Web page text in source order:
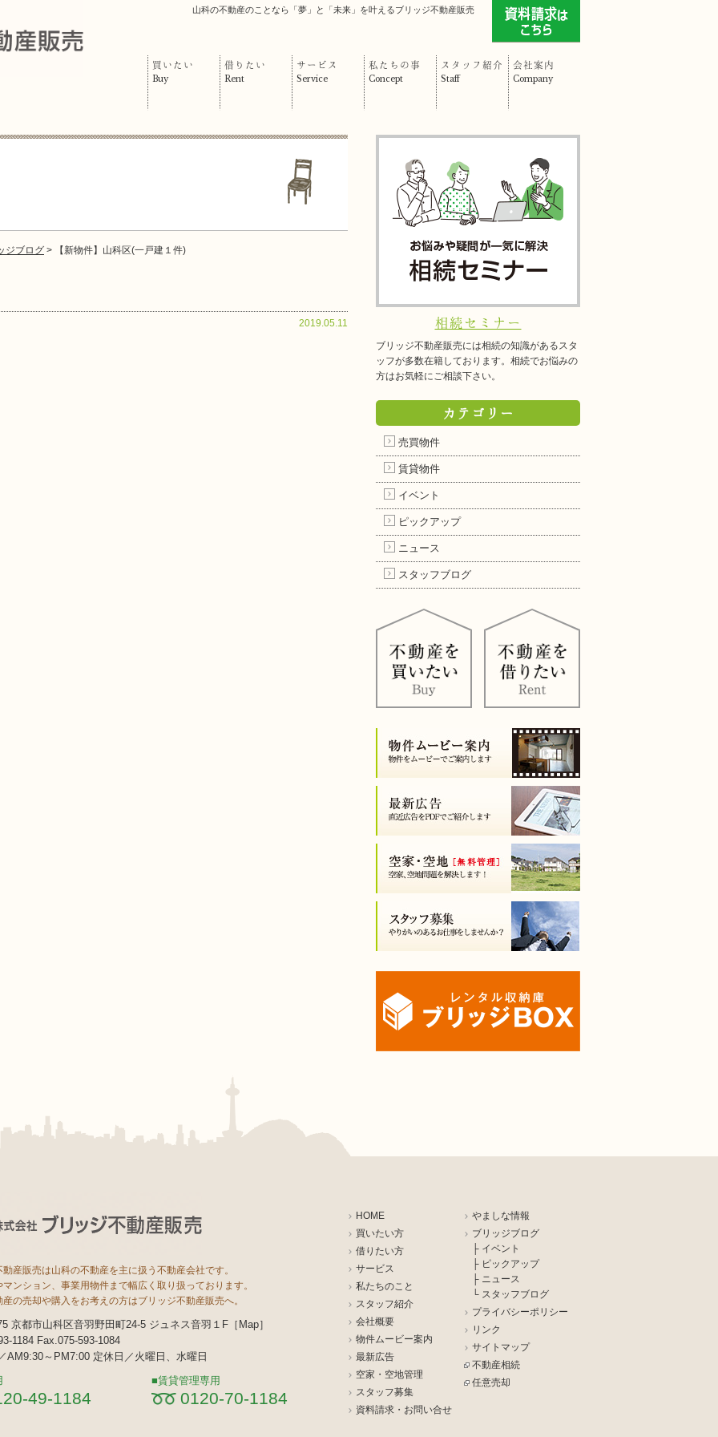
山科の不動産のことなら「夢」と「未来」を叶えるブリッジ不動産販売
買いたい
Buy
借りたい
Rent
サービス
Service
私たちの事
Concept
スタッフ紹介
Staff
会社案内
Company
ジブログ > 【新物件】山科区(一戸建１件)
2019.05.11 相続セミナー
ブリッジ不動産販売には相続の知識があるスタ
ッフが多数在籍しております。相続でお悩みの
方はお気軽にご相談下さい。
カテゴリー
売買物件
賃貸物件
イベント
ピックアップ
ニュース
スタッフブログ
動産販売は山科の不動産を主に扱う不動産会社です。
ンション、事業用物件まで幅広く取り扱っております。
産の売却や購入をお考えの方はブリッジ不動産販売へ。
京都市山科区音羽野田町24-5 ジュネス音羽１F［ Map］
1184 Fax.075-593-1084
AM9:30～PM7:00 定休日／火曜日、水曜日
49-1184
賃貸管理専用
0120-70-1184
HOME
買いたい方
借りたい方
サービス
私たちのこと
スタッフ紹介
会社概要
物件ムービー案内
最新広告
空家・空地管理
スタッフ募集
資料請求・お問い合せ
やましな情報
ブリッジブログ
├ イベント
├ ピックアップ
├ ニュース
└ スタッフブログ
プライバシーポリシー
リンク
サイトマップ
不動産相続
任意売却